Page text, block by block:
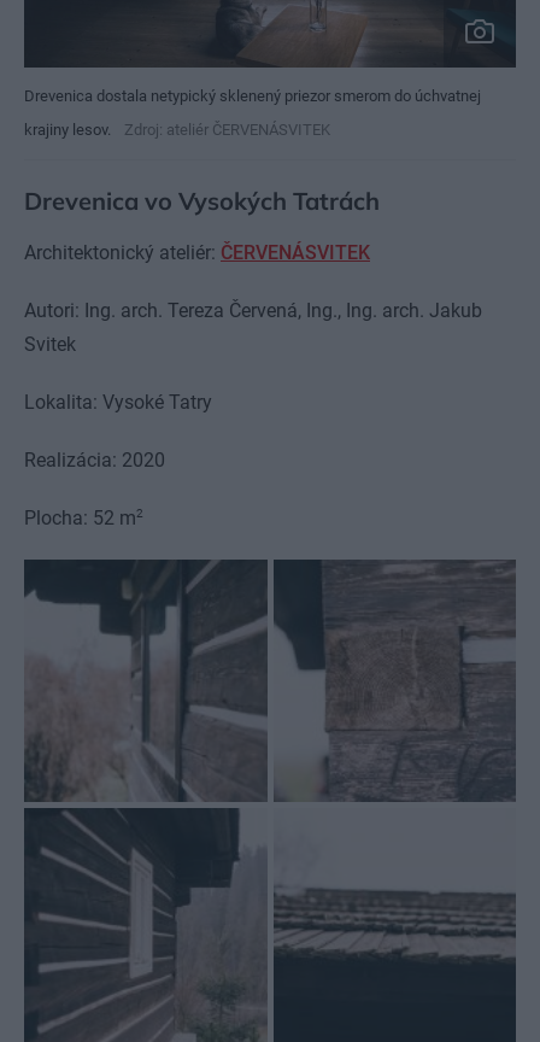
Drevenica dostala netypický sklenený priezor smerom do úchvatnej
krajiny lesov.
Zdroj: ateliér ČERVENÁSVITEK
Drevenica vo Vysokých Tatrách
Architektonický ateliér: ČERVENÁSVITEK
Autori: Ing. arch. Tereza Červená, Ing., Ing. arch. Jakub
Svitek
Lokalita: Vysoké Tatry
Realizácia: 2020
Plocha: 52 m2